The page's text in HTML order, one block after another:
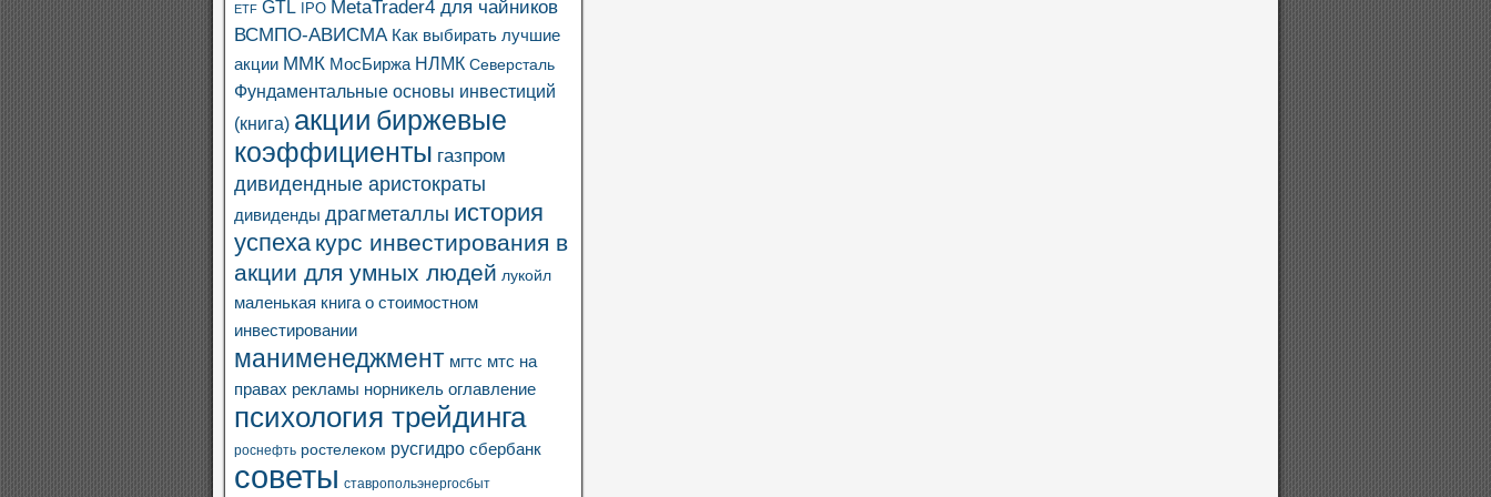
ETF GTL IPO MetaTrader4 для чайников
ВСМПО-АВИСМА Как выбирать лучшие
акции ММК МосБиржа НЛМК Северсталь
Фундаментальные основы инвестиций
(книга) акции биржевые
коэффициенты газпром
дивидендные аристократы
дивиденды драгметаллы история
успеха курс инвестирования в
акции для умных людей лукойл
маленькая книга о стоимостном
инвестировании
манименеджмент мгтс мтс на
правах рекламы норникель оглавление
психология трейдинга
роснефть ростелеком русгидро сбербанк
советы ставропольэнергосбыт